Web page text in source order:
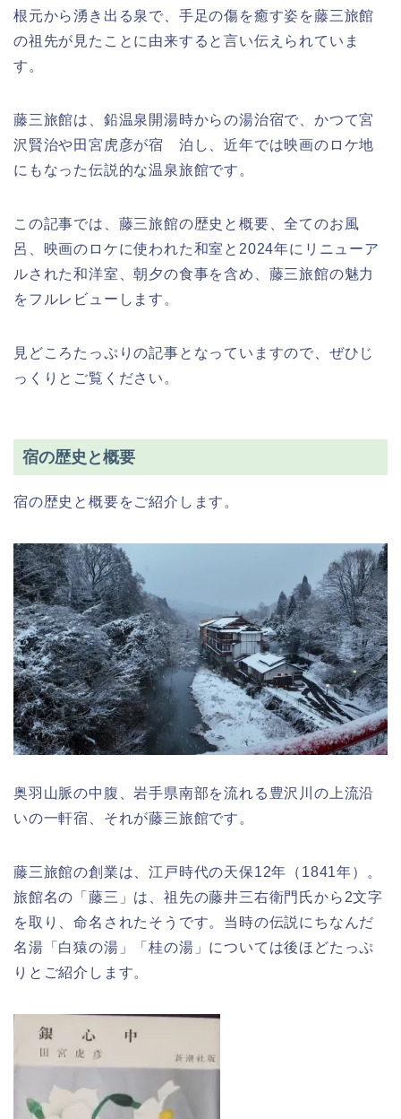
根元から湧き出る泉で、手足の傷を癒す姿を藤三旅館
の祖先が見たことに由来すると言い伝えられていま
す。
藤三旅館は、鉛温泉開湯時からの湯治宿で、かつて宮
沢賢治や田宮虎彦が宿 泊し、近年では映画のロケ地
にもなった伝説的な温泉旅館です。
この記事では、藤三旅館の歴史と概要、全てのお風
呂、映画のロケに使われた和室と2024年にリニューア
ルされた和洋室、朝夕の食事を含め、藤三旅館の魅力
をフルレビューします。
見どころたっぷりの記事となっていますので、ぜひじ
っくりとご覧ください。
宿の歴史と概要
宿の歴史と概要をご紹介します。
奥羽山脈の中腹、岩手県南部を流れる豊沢川の上流沿
いの一軒宿、それが藤三旅館です。
藤三旅館の創業は、江戸時代の天保12年（1841年）
。
旅館名の「藤三」は、祖先の藤井三右衛門氏から2文字
を取り、命名されたそうです。当時の伝説にちなんだ
名湯「白猿の湯」「桂の湯」については後ほどたっぷ
りとご紹介します。